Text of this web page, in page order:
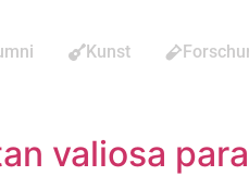
Kunst
valiosa